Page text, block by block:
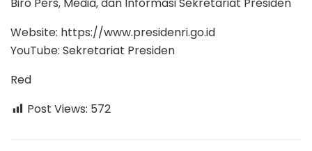
Biro Pers, Media, dan Informasi Sekretariat Presiden
Website: https://www.presidenri.go.id
YouTube: Sekretariat Presiden
Red
Post Views: 572